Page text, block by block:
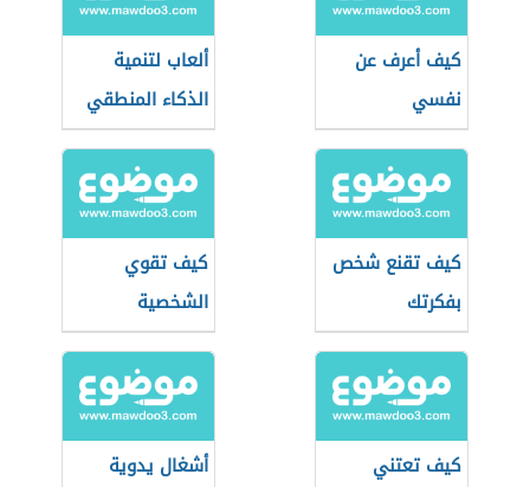
كيف أعرف عن
نفسي
ألعاب لتنمية
الذكاء المنطقي
كيف تقنع شخص
بفكرتك
كيف تقوي
الشخصية
كيف تعتني
أشغال يدوية